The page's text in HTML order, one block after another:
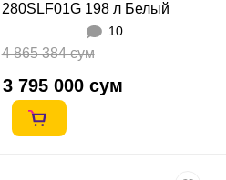
280SLF01G 198 л Белый
10
4 865 384 сум
3 795 000 сум